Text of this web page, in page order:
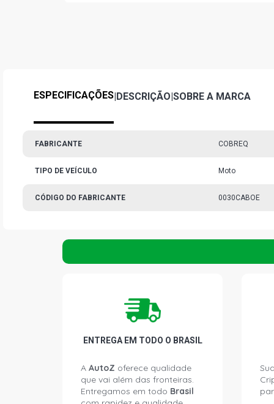
ESPECIFICAÇÕES|DESCRIÇÃO|SOBRE A MARCA
FABRICANTE COBREQ
TIPO DE VEÍCULO Moto
CÓDIGO DO FABRICANTE 0030CABOE
ENTREGA EM TODO O BRASIL
A AutoZ oferece qualidade
que vai além das fronteiras.
Entregamos em todo Brasil